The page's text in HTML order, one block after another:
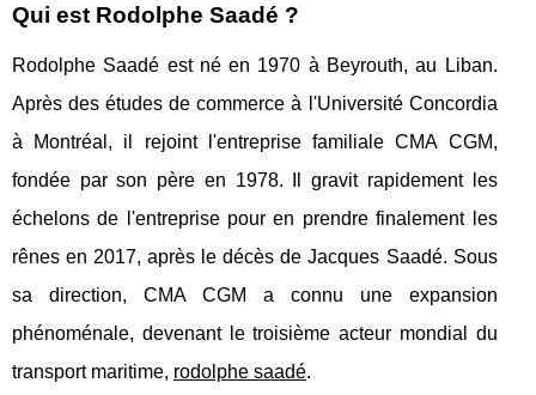
Qui est Rodolphe Saadé ?
Rodolphe Saadé est né en 1970 à Beyrouth, au Liban.
Après des études de commerce à l'Université Concordia
à Montréal, il rejoint l'entreprise familiale CMA CGM,
fondée par son père en 1978. Il gravit rapidement les
échelons de l'entreprise pour en prendre finalement les
rênes en 2017, après le décès de Jacques Saadé. Sous
sa direction, CMA CGM a connu une expansion
phénoménale, devenant le troisième acteur mondial du
transport maritime, rodolphe saadé.